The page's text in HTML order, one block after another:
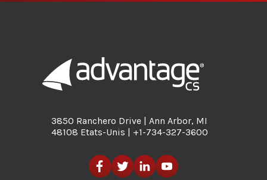
3850 Ranchero Drive | Ann Arbor, MI
48108 Etats-Unis | +1-734-327-3600